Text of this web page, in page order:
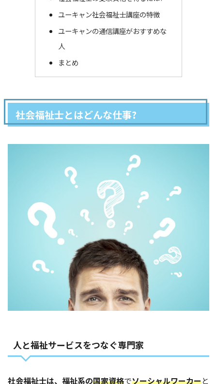
ユーキャン社会福祉士講座の特徴
ユーキャンの通信講座がおすすめな
人
まとめ
社会福祉士とはどんな仕事?
人と福祉サービスをつなぐ専門家
社会福祉士は、福祉系の国家資格でソーシャルワーカーと